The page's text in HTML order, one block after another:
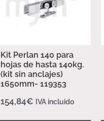
Kit Perlan 140 para
hojas de hasta 140kg.
(kit sin anclajes)
1650mm- 119353
154,84€ IVA incluido